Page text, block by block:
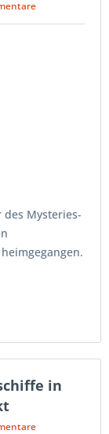
Mysteries-
in